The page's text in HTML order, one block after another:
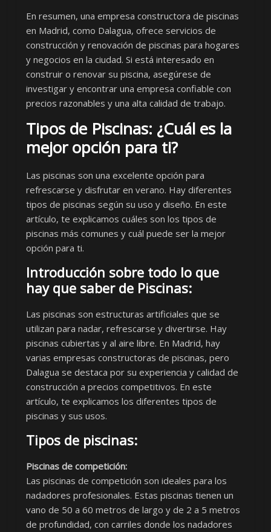
En resumen, una empresa constructora de piscinas
en Madrid, como Dalagua, ofrece servicios de
construcción y renovación de piscinas para hogares
y negocios en la ciudad. Si está interesado en
construir o renovar su piscina, asegúrese de
investigar y encontrar una empresa confiable con
precios razonables y una alta calidad de trabajo.
Tipos de Piscinas: ¿Cuál es la
mejor opción para ti?
Las piscinas son una excelente opción para
refrescarse y disfrutar en verano. Hay diferentes
tipos de piscinas según su uso y diseño. En este
artículo, te explicamos cuáles son los tipos de
piscinas más comunes y cuál puede ser la mejor
opción para ti.
Introducción sobre todo lo que
hay que saber de Piscinas:
Las piscinas son estructuras artificiales que se
utilizan para nadar, refrescarse y divertirse. Hay
piscinas cubiertas y al aire libre. En Madrid, hay
varias empresas constructoras de piscinas, pero
Dalagua se destaca por su experiencia y calidad de
construcción a precios competitivos. En este
artículo, te explicamos los diferentes tipos de
piscinas y sus usos.
Tipos de piscinas:
Piscinas de competición:
Las piscinas de competición son ideales para los
nadadores profesionales. Estas piscinas tienen un
vano de 50 a 60 metros de largo y de 2 a 5 metros
de profundidad, con carriles donde los nadadores